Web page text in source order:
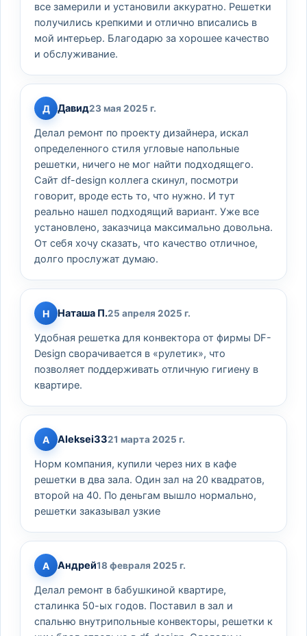
все замерили и установили аккуратно. Решетки
получились крепкими и отлично вписались в
мой интерьер. Благодарю за хорошее качество
и обслуживание.
Д Давид23 мая 2025 г.
Делал ремонт по проекту дизайнера, искал
определенного стиля угловые напольные
решетки, ничего не мог найти подходящего.
Сайт df-design коллега скинул, посмотри
говорит, вроде есть то, что нужно. И тут
реально нашел подходящий вариант. Уже все
установлено, заказчица максимально довольна.
От себя хочу сказать, что качество отличное,
долго прослужат думаю.
Н Наташа П.25 апреля 2025 г.
Удобная решетка для конвектора от фирмы DF-
Design сворачивается в «рулетик», что
позволяет поддерживать отличную гигиену в
квартире.
A Aleksei3321 марта 2025 г.
Норм компания, купили через них в кафе
решетки в два зала. Один зал на 20 квадратов,
второй на 40. По деньгам вышло нормально,
решетки заказывал узкие
А Андрей18 февраля 2025 г.
Делал ремонт в бабушкиной квартире,
сталинка 50-ых годов. Поставил в зал и
спальню внутрипольные конвекторы, решетки к